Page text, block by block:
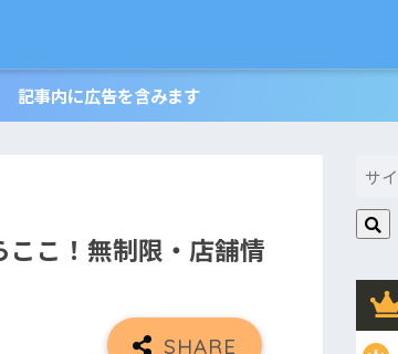
記事内に広告を含みます
ここ！無制限・店舗情